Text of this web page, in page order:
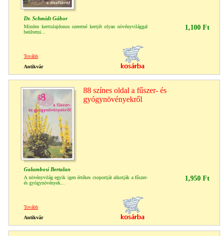
Dr. Schmidt Gábor
Minden kerttulajdonos szeretné kertjét olyan növényvilággal
beültetni...
1,100 Ft
Tovább
Antikvár
88 színes oldal a fűszer- és
gyógynövényekről
Galambosi Bertalan
A növényvilág egyik igen értékes csoportját alkotják a fűszer-
és gyógynövények...
1,950 Ft
Tovább
Antikvár